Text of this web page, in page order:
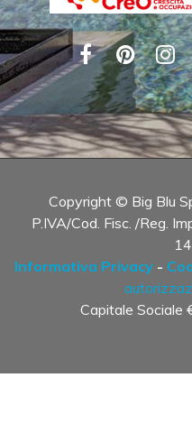
Copyright © Big Blu
P.IVA/Cod. Fisc. /Reg.
Informativa Privacy-
Capitale Sociale